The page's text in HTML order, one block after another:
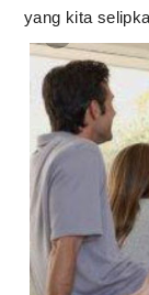
yang kita